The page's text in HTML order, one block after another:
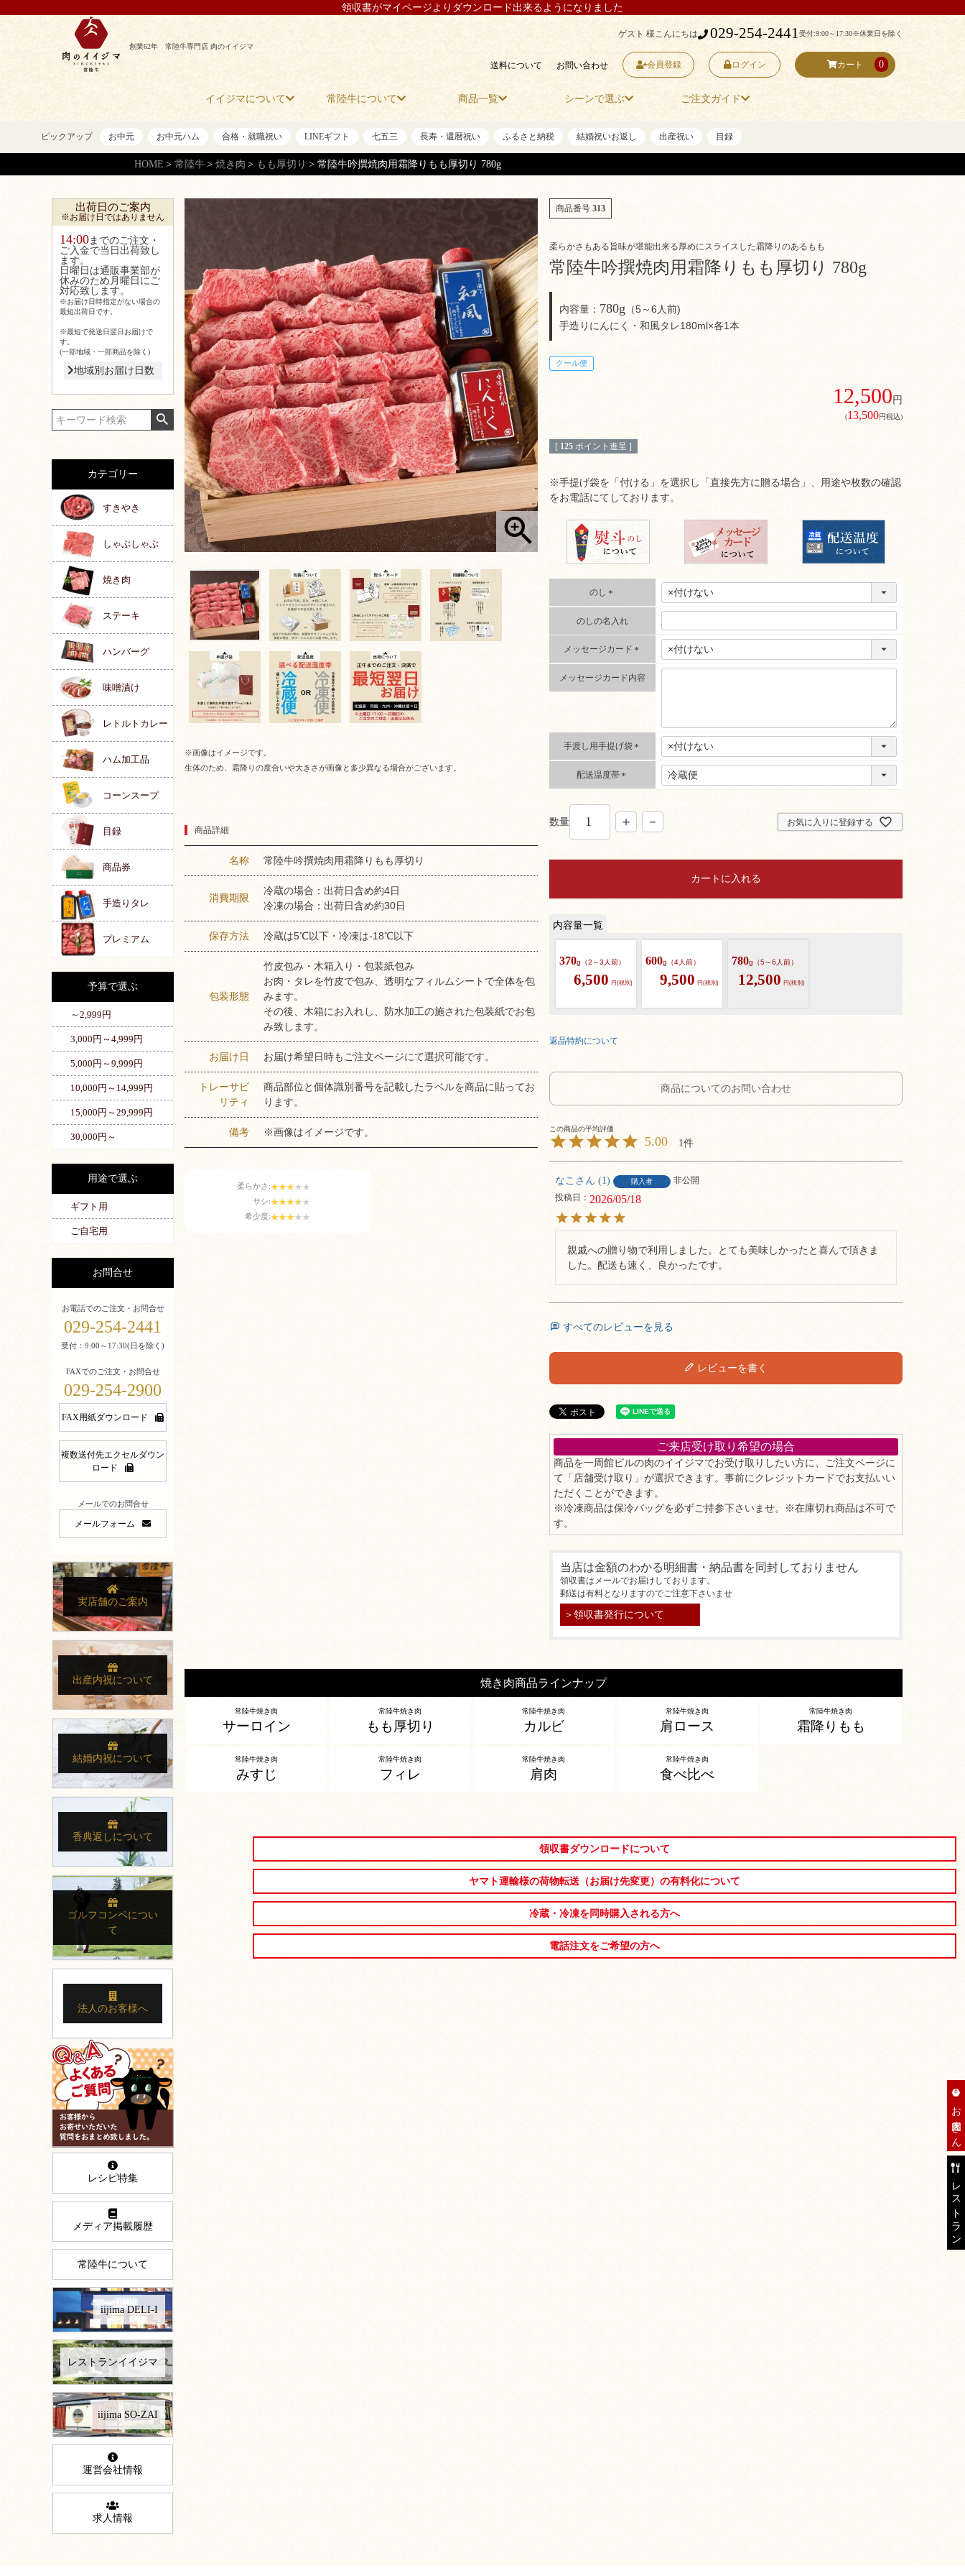
領収書がマイページよりダウンロード出来るようになりました
創業62年 常陸牛専門店 肉のイイジマ
ゲスト 様こんにちは 029-254-2441受付:9:00～17:30※休業日を除く
送料について お問い合わせ 会員登録 ログイン カート 0
イイジマについて 常陸牛について 商品一覧 シーンで選ぶ ご注文ガイド
ピックアップ お中元 お中元ハム 合格・就職祝い LINEギフト 七五三 長寿・還暦祝い ふるさと納税 結婚祝いお返し 出産祝い 目録
HOME 常陸牛 焼き肉 もも厚切り 常陸牛吟撰焼肉用霜降りもも厚切り 780g
出荷日のご案内
※お届け日ではありません
14:00までのご注文・
ご入金で当日出荷致し
ます。
日曜日は通販事業部が
休みのため月曜日にご
対応致します。
※お届け日時指定がない場合の
最短出荷日です。
※最短で発送日翌日お届けで
す。
(一部地域・一部商品を除く)
地域別お届け日数
カテゴリー
すきやき
しゃぶしゃぶ
焼き肉
ステーキ
ハンバーグ
味噌漬け
レトルトカレー
ハム加工品
コーンスープ
目録
商品券
手造りタレ
プレミアム
予算で選ぶ
～2,999円
3,000円～4,999円
5,000円～9,999円
10,000円～14,999円
15,000円～29,999円
30,000円～
用途で選ぶ
ギフト用
ご自宅用
お問合せ
お電話でのご注文・お問合せ
029-254-2441
受付：9:00～17:30(日を除く)
FAXでのご注文・お問合せ
029-254-2900
FAX用紙ダウンロード
複数送付先エクセルダウン
ロード
メールでのお問合せ
メールフォーム
実店舗のご案内
出産内祝について
結婚内祝について
香典返しについて
ゴルフコンペについ
て
法人のお客様へ
レシピ特集
メディア掲載履歴
常陸牛について
iijima DELI-I
レストランイイジマ
iijima SO-ZAI
運営会社情報
求人情報
※画像はイメージです。
生体のため、霜降りの度合いや大きさが画像と多少異なる場合がございます。
商品詳細
名称 常陸牛吟撰焼肉用霜降りもも厚切り
消費期限
冷蔵の場合：出荷日含め約4日
冷凍の場合：出荷日含め約30日
保存方法 冷蔵は5℃以下・冷凍は-18℃以下
包装形態
竹皮包み・木箱入り・包装紙包み
お肉・タレを竹皮で包み、透明なフィルムシートで全体を包
みます。
その後、木箱にお入れし、防水加工の施された包装紙でお包
み致します。
お届け日 お届け希望日時もご注文ページにて選択可能です。
トレーサビ
リティ
商品部位と個体識別番号を記載したラベルを商品に貼ってお
ります。
備考 ※画像はイメージです。
柔らかさ:
サシ:
希少度:
商品番号 313
柔らかさもある旨味が堪能出来る厚めにスライスした霜降りのあるもも
常陸牛吟撰焼肉用霜降りもも厚切り 780g
内容量： 780g （5～6人前)
手造りにんにく・和風タレ180ml×各1本
クール便
12,500 円
(13,500円税込)
[ 125 ポイント進呈 ]
※手提げ袋を「付ける」を選択し「直接先方に贈る場合」、用途や枚数の確認
をお電話にてしております。
のし
(
必
須
)
のしの名入れ
メッセージカード
(
必
須
メッセージカード内容
手渡し用手提げ袋
(
須
配送温度帯
(
お気に入りに登録する
数量
カートに入れる
370g（2～3人前）
6,500 円(税別)
600g（4人前）
9,500 円(税別)
780g（5～6人前）
12,500 円(税別)
返品特約について
商品についてのお問い合わせ
5.00 1
なこ 1 購入者
非公開
投稿日
2026/05/18
親戚への贈り物で利用しました。とても美味しかったと喜んで頂きま
した。配送も速く、良かったです。
すべてのレビューを見る
レビューを書く
ご来店受け取り希望の場合
商品を一周館ビルの肉のイイジマでお受け取りしたい方に、ご注文ページに
て「店舗受け取り」が選択できます。事前にクレジットカードでお支払いい
ただくことができます。
※冷凍商品は保冷バッグを必ずご持参下さいませ。※在庫切れ商品は不可で
す。
当店は金額のわかる明細書・納品書を同封しておりません
領収書はメールでお届けしております。
郵送は有料となりますのでご注意下さいませ
＞領収書発行について
焼き肉商品ラインナップ
常陸牛焼き肉
サーロイン
常陸牛焼き肉
もも厚切り
常陸牛焼き肉
カルビ
常陸牛焼き肉
肩ロース
常陸牛焼き肉
霜降りもも
常陸牛焼き肉
みすじ
常陸牛焼き肉
フィレ
常陸牛焼き肉
肩肉
常陸牛焼き肉
食べ比べ
領収書ダウンロードについて
ヤマト運輸様の荷物転送（お届け先変更）の有料化について
冷蔵・冷凍を同時購入される方へ
電話注文をご希望の方へ
お肉屋さん
レストラン